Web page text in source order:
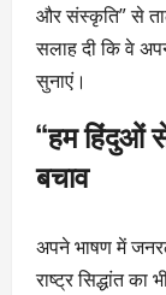
और संस्कृति” से
सलाह दी कि वे
सुनाएं।
“हम हिंदुओं
बचाव
अपने भाषण में
राष्ट्र सिद्धांत का